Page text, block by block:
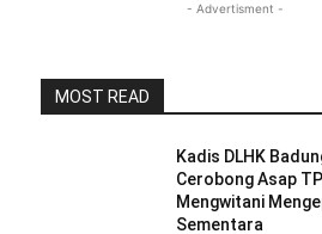
- Advertisment -
MOST READ
Kadis DLHK
Cerobong Asap
Mengwitani
Sementara